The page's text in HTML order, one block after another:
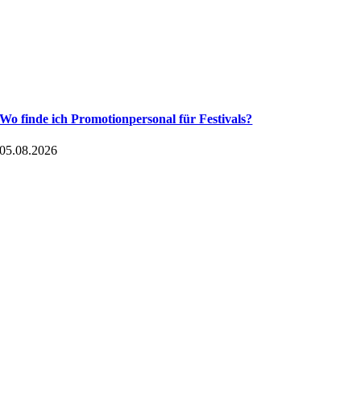
Wo finde ich Promotionpersonal für Festivals?
05.08.2026